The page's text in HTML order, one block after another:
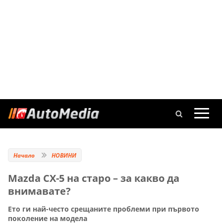
Начало НОВИНИ
Mazda CX-5 на старо – за какво да
внимавате?
Ето ги най-често срещаните проблеми при първото
поколение на модела